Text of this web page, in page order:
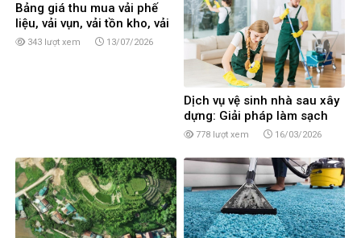
Bảng giá thu mua vải phế
liệu, vải vụn, vải tồn kho, vải
cây, vải khúc tại TPHCM
343 lượt xem 13/07/2026
Dịch vụ vệ sinh nhà sau xây
dựng: Giải pháp làm sạch
toàn diện
778 lượt xem 16/03/2026